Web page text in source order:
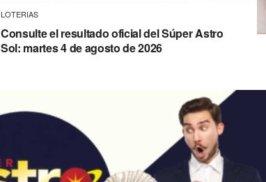
LOTERIAS
Consulte el resultado oficial del Súper Astro
Sol: martes 4 de agosto de 2026